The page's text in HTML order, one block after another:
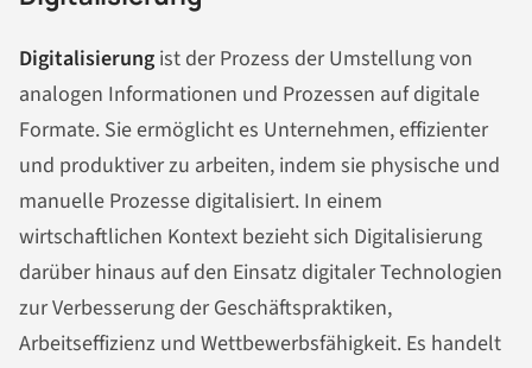
Digitalisierung ist der Prozess der Umstellung von
analogen Informationen und Prozessen auf digitale
Formate. Sie ermöglicht es Unternehmen, effizienter
und produktiver zu arbeiten, indem sie physische und
manuelle Prozesse digitalisiert. In einem
wirtschaftlichen Kontext bezieht sich Digitalisierung
darüber hinaus auf den Einsatz digitaler Technologien
zur Verbesserung der Geschäftspraktiken,
Arbeitseffizienz und Wettbewerbsfähigkeit. Es handelt